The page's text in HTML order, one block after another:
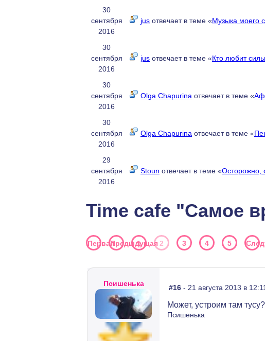
30
сентября
2016
jus отвечает в теме «Музыка моего
30
сентября
2016
jus отвечает в теме «Кто любит
30
сентября
2016
Olga Chapurina отвечает в теме «
30
сентября
2016
Olga Chapurina отвечает в теме «
29
сентября
2016
Stoun отвечает в теме «Осторожно,
Time cafe "Самое
ПерваяПредыдущая
1 2 3 4 5
Псишенька #16 - 21 августа 2013 в 12:11
Может, устроим там тусу?
Псишенька